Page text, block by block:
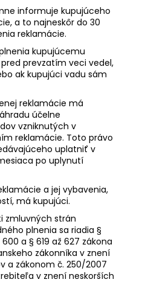
informuje kupujúceho
a to najneskôr do 30
reklamácie.
kupujúcemu
prevzatím veci vedel,
ak kupujúci vadu sám
reklamácie má
účelne
vzniknutých v
reklamácie. Toto právo
uplatniť v
po uplynutí
a jej vybavenia,
má kupujúci.
zmluvných strán
plnenia sa riadia §
a § 619 až 627 zákona
zákonníka v znení
a zákonom č. 250/2007
v znení neskorších